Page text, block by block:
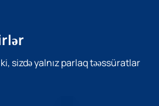
təlimçilər və təhlükəsiz
edir.
600-dən çox idmançı və
sizdə yalnız parlaq təəssüratlar